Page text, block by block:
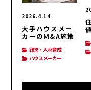
2026.4.14
大手ハウスメー
カーのM&A施策
経営・人材育成
ハウスメーカー